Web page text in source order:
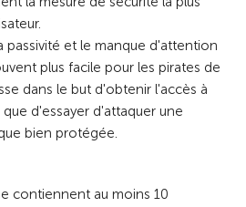
passivité et le manque d'attention
plus facile pour les pirates de
dans le but d'obtenir l'accès à
d'essayer d'attaquer une
bien protégée.
contiennent au moins 10